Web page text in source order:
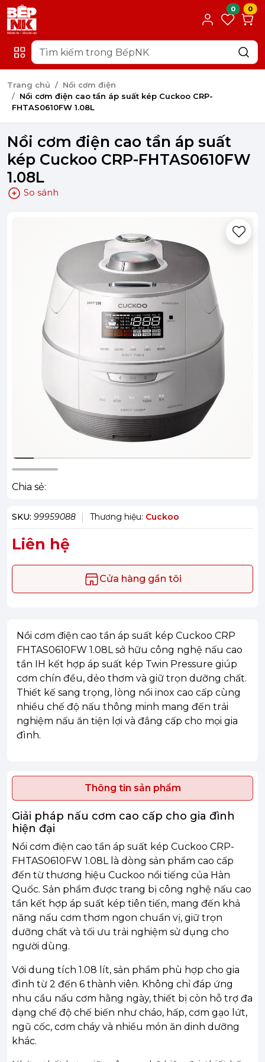
0 0
Trang chủ
Nồi cơm điện
Nồi cơm điện cao tần áp suất kép Cuckoo CRP-
FHTAS0610FW 1.08L
Nồi cơm điện cao tần áp suất
kép Cuckoo CRP-FHTAS0610FW
1.08L
So sánh
Chia sẻ:
SKU: 99959088 Thương hiệu: Cuckoo
Liên hệ
Cửa hàng gần tôi
Nồi cơm điện cao tần áp suất kép Cuckoo CRP
FHTAS0610FW 1.08L sở hữu công nghệ nấu cao
tần IH kết hợp áp suất kép Twin Pressure giúp
cơm chín đều, dẻo thơm và giữ trọn dưỡng chất.
Thiết kế sang trọng, lòng nồi inox cao cấp cùng
nhiều chế độ nấu thông minh mang đến trải
nghiệm nấu ăn tiện lợi và đẳng cấp cho mọi gia
đình.
Thông tin sản phẩm
Giải pháp nấu cơm cao cấp cho gia đình
hiện đại
Nồi cơm điện cao tần áp suất kép Cuckoo CRP-
FHTAS0610FW 1.08L là dòng sản phẩm cao cấp
đến từ thương hiệu Cuckoo nổi tiếng của Hàn
Quốc. Sản phẩm được trang bị công nghệ nấu cao
tần kết hợp áp suất kép tiên tiến, mang đến khả
năng nấu cơm thơm ngon chuẩn vị, giữ trọn
dưỡng chất và tối ưu trải nghiệm sử dụng cho
người dùng.
Với dung tích 1.08 lít, sản phẩm phù hợp cho gia
đình từ 2 đến 6 thành viên. Không chỉ đáp ứng
nhu cầu nấu cơm hằng ngày, thiết bị còn hỗ trợ đa
dạng chế độ chế biến như cháo, hấp, cơm gạo lứt,
ngũ cốc, cơm cháy và nhiều món ăn dinh dưỡng
khác.